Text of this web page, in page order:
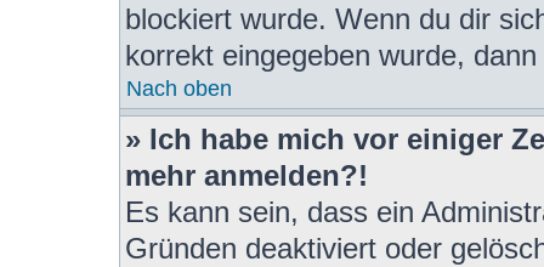
blockiert wurde. Wenn du dir
korrekt eingegeben wurde,
Nach oben
» Ich habe mich vor einiger
mehr anmelden?!
Es kann sein, dass ein
Gründen deaktiviert oder